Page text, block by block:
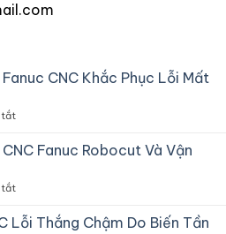
CNC Khắc Phục Lỗi Mất
tắtở
Máy
Fanuc
Khắc
Fanuc Robocut Và Vận
tắtở
Máy
Lỗi Thắng Chậm Do Biến Tần